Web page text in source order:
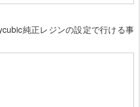
純正レジンの設定で行ける事